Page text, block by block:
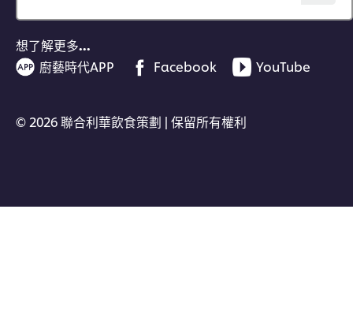
想了解更多…
廚藝時代APP
Facebook YouTube
© 2026 聯合利華飲食策劃 | 保留所有權利